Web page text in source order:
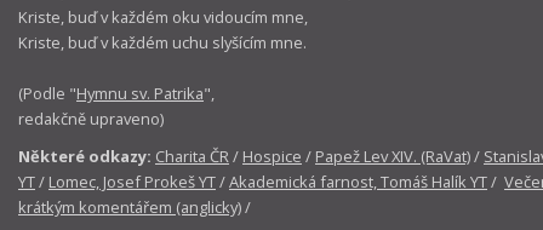
Kriste, buď v každém oku vidoucím mne,
Kriste, buď v každém uchu slyšícím mne.
(Podle "Hymnu sv. Patrika",
redakčně upraveno)
Některé odkazy: Charita ČR/ Hospice / Papež Lev XIV. (RaVat)/
YT/ Lomec, Josef Prokeš YT/Akademická farnost, Tomáš Halík YT/
krátkým komentářem (anglicky)/